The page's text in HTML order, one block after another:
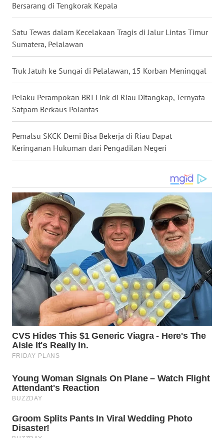
Bersarang di Tengkorak Kepala
Satu Tewas dalam Kecelakaan Tragis di Jalur Lintas Timur
Sumatera, Pelalawan
Truk Jatuh ke Sungai di Pelalawan, 15 Korban Meninggal
Pelaku Perampokan BRI Link di Riau Ditangkap, Ternyata
Satpam Berkaus Polantas
Pemalsu SKCK Demi Bisa Bekerja di Riau Dapat
Keringanan Hukuman dari Pengadilan Negeri
WN
WN
WN
WN
KALTIM
WN
SULSEL
WN
GORONTALO
WN
SULUT
MALUKU
WN
MALUT
WN
DAIRI
DANAU
TOBA